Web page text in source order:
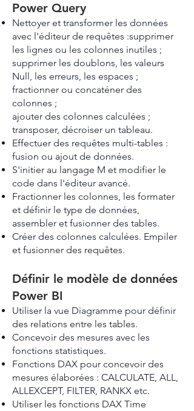
Power Query
Nettoyer et transformer les données
avec l'éditeur de requêtes :supprimer
les lignes ou les colonnes inutiles ;
supprimer les doublons, les valeurs
Null, les erreurs, les espaces ;
fractionner ou concaténer des
colonnes ;
ajouter des colonnes calculées ;
transposer, décroiser un tableau.
Effectuer des requêtes multi-tables :
fusion ou ajout de données.
S'initier au langage M et modifier le
code dans l'éditeur avancé.
Fractionner les colonnes, les formater
et définir le type de données,
assembler et fusionner des tables.
Créer des colonnes calculées. Empiler
et fusionner des requêtes.
Définir le modèle de données
Power BI
Utiliser la vue Diagramme pour définir
des relations entre les tables.
Concevoir des mesures avec les
fonctions statistiques.
Fonctions DAX pour concevoir des
mesures élaborées : CALCULATE, ALL,
ALLEXCEPT, FILTER, RANKX etc.
Utiliser les fonctions DAX Time